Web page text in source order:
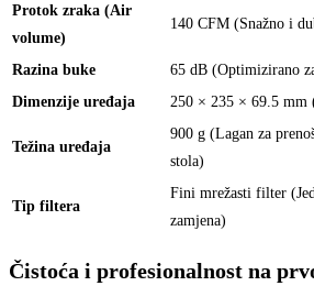
Protok zraka (Air
volume)
140 CFM (Snažno i
Razina buke
65 dB (Optimizirano
Dimenzije uređaja
250 × 235 × 69.5
Težina uređaja
900 g (Lagan za
stola)
Tip filtera
Fini mrežasti filter
zamjena)
Čistoća i profesionalnost na